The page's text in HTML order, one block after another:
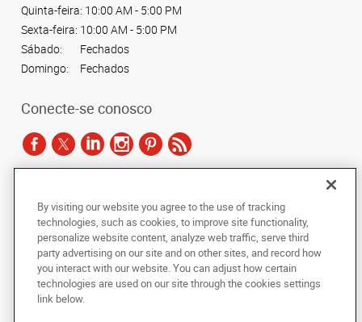
Quinta-feira: 10:00 AM - 5:00 PM
Sexta-feira: 10:00 AM - 5:00 PM
Sábado:
Fechados
Domingo:
Fechados
Conecte-se conosco
Copyright © 2024 AlphaGraphics Printshops do Brasil. Todos os direitos
reservados.
Rua Baronesa do Engenho Novo, 189
copiada, fotocopiada, reproduzida, traduzida ou reduzida a qualquer meio
eletrônico ou forma legível por máquina, no todo ou em parte, sem o
consentimento prévio por escrito da AlphaGraphics Brasil.
By visiting our website you agree to the use of tracking
technologies, such as cookies, to improve site functionality,
personalize website content, analyze web traffic, serve third
party advertising on our site and on other sites, and record how
you interact with our website. You can adjust how certain
technologies are used on our site through the cookies settings
link below.